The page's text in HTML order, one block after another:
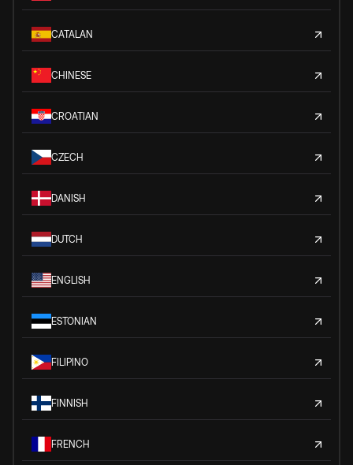
CATALAN
CHINESE
CROATIAN
CZECH
DANISH
DUTCH
ENGLISH
ESTONIAN
FILIPINO
FINNISH
FRENCH